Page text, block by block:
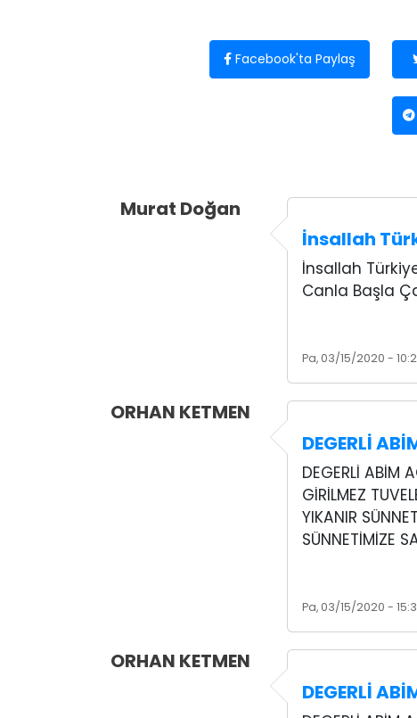
Facebook'ta Paylaş
Murat Doğan
İnsallah
İnsallah
Canla Başla
Pa, 03/15/2020 -
ORHAN KETMEN
DEGERLİ
DEGERLİ ABİM
GİRİLMEZ
YIKANIR
SÜNNETİMİZE
Pa, 03/15/2020 -
ORHAN KETMEN
DEGERLİ